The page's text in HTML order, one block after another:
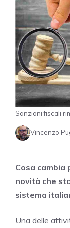
Sanzioni fiscali
Vincenzo
Cosa cambia
novità che
sistema
Una delle